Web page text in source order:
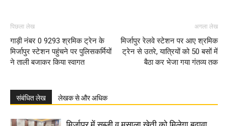
पिछला लेख
गाड़ी नंबर 0 9293 श्रमिक ट्रेन के
मिर्जापुर स्टेशन पहुंचने पर पुलिसकर्मियों
ने ताली बजाकर किया स्वागत
अगला लेख
मिर्जापुर रेलवे स्टेशन पर आए श्रमिक
ट्रेन से उतरे, यात्रियों को 50 बसों में
बैठा कर भेजा गया गंतव्य तक
संबंधित लेख लेखक से और अधिक